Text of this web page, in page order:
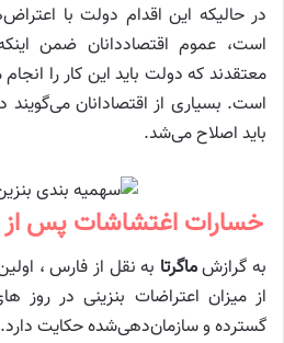
در حالیکه این اقدام دولت با
است، عموم اقتصاددانان ضمن
معتقدند که دولت باید این کار را
است. بسیاری از اقتصادانان
باید اصلاح می‌شد.
خسارات اغتشاشات پس از
به گرازشماگرتا به نقل از فارس ،
از میزان اعتراضات بنزینی در
گسترده و سازمان‌دهی‌شده حکایت دارد.